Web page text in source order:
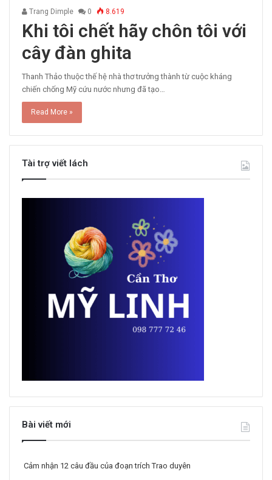
Trang Dimple 0 8.619
Khi tôi chết hãy chôn tôi với
cây đàn ghita
Thanh Thảo thuộc thế hệ nhà thơ trưởng thành từ cuộc kháng
chiến chống Mỹ cứu nước nhưng đã tạo…
Read More »
Tài trợ viết lách
Bài viết mới
Cảm nhận 12 câu đầu của đoạn trích Trao duyên